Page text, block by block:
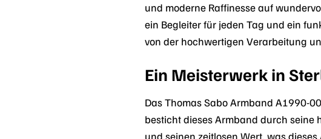
und moderne Raffinesse auf
ein Begleiter für jeden Tag und ein
von der hochwertigen Verarbeitung
Ein Meisterwerk in
Das Thomas Sabo Armband A1990-
besticht dieses Armband durch
und seinen zeitlosen Wert, was